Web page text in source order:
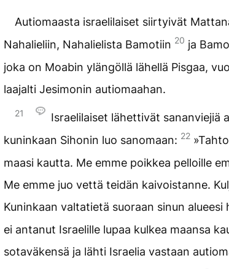
Autiomaasta israelilaiset siirtyivät
Nahalieliin, Nahalielista Bamotiin 20 ja
joka on Moabin ylängöllä lähellä Pisgaa,
laajalti Jesimonin autiomaahan.
21
Israelilaiset lähettivät sananviejiä
kuninkaan Sihonin luo sanomaan: 22
maasi kautta. Me emme poikkea pelloille
Me emme juo vettä teidän kaivoistanne.
Kuninkaan valtatietä suoraan sinun alueesi
ei antanut Israelille lupaa kulkea maansa
sotaväkensä ja lähti Israelia vastaan